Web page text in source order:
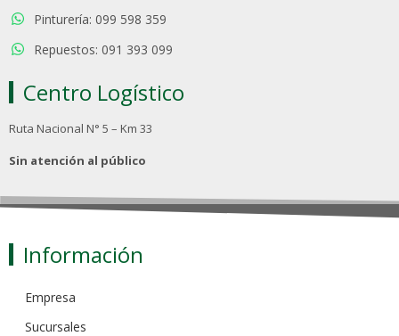
Pinturería: 099 598 359
Repuestos: 091 393 099
Centro Logístico
Ruta Nacional N° 5 – Km 33
Sin atención al público
Información
Empresa
Sucursales